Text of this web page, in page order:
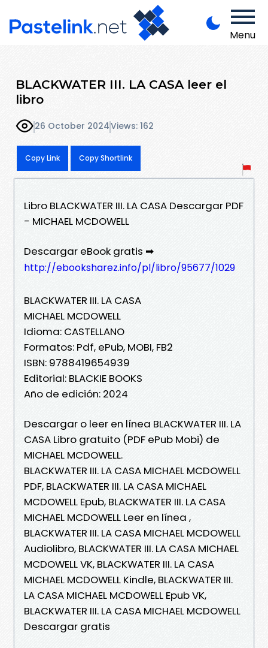
Menu
BLACKWATER III. LA CASA leer el
libro
26 October 2024Views: 162
Copy Link Copy Shortlink
Libro BLACKWATER III. LA CASA Descargar PDF
- MICHAEL MCDOWELL
Descargar eBook gratis ➡
http://ebooksharez.info/pl/libro/95677/1029
BLACKWATER III. LA CASA
MICHAEL MCDOWELL
Idioma: CASTELLANO
Formatos: Pdf, ePub, MOBI, FB2
ISBN: 9788419654939
Editorial: BLACKIE BOOKS
Año de edición: 2024
Descargar o leer en línea BLACKWATER III. LA
CASA Libro gratuito (PDF ePub Mobi) de
MICHAEL MCDOWELL.
BLACKWATER III. LA CASA MICHAEL MCDOWELL
PDF, BLACKWATER III. LA CASA MICHAEL
MCDOWELL Epub, BLACKWATER III. LA CASA
MICHAEL MCDOWELL Leer en línea ,
BLACKWATER III. LA CASA MICHAEL MCDOWELL
Audiolibro, BLACKWATER III. LA CASA MICHAEL
MCDOWELL VK, BLACKWATER III. LA CASA
MICHAEL MCDOWELL Kindle, BLACKWATER III.
LA CASA MICHAEL MCDOWELL Epub VK,
BLACKWATER III. LA CASA MICHAEL MCDOWELL
Descargar gratis